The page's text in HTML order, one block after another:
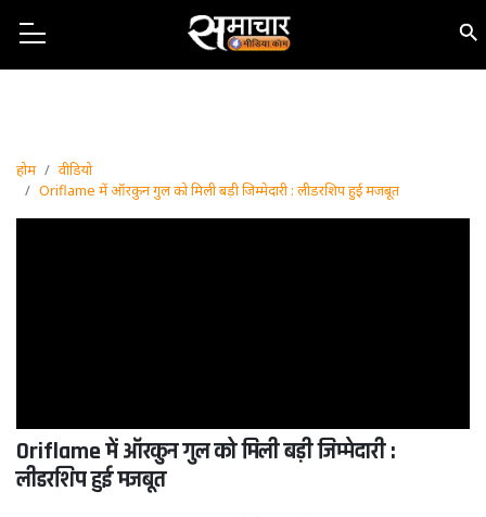
होम
वीडियो
Oriflame में ऑरकुन गुल को मिली बड़ी जिम्मेदारी : लीडरशिप हुई मजबूत
Oriflame में ऑरकुन गुल को मिली बड़ी जिम्मेदारी :
लीडरशिप हुई मजबूत